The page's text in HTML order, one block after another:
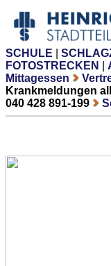
SCHULE
FOTOSTRECKEN
Mittagessen
Krankmeldungen
040 428 891-199